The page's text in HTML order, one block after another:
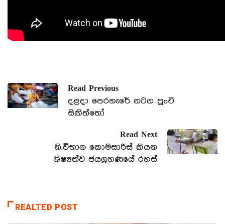
Read Previous
දළදා පෙරහැරේ නටන පුංචි
සිඟිත්තෝ
Read Next
නි.විභාග කොමසාරිස් කියන
ශිෂ්‍යත්ව ජයග්‍රහණයේ රහස්
REALTED POST